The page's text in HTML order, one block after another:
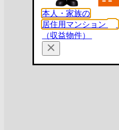
本人・家族の
居住用マンション
（収益物件）